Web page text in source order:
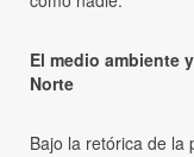
El medio ambiente
Norte
Bajo la retórica de la